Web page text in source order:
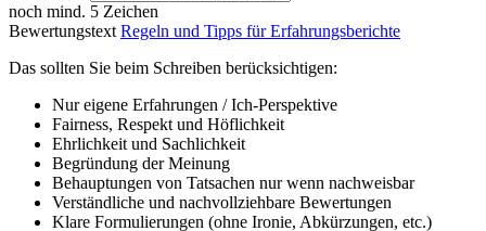
noch mind. 5 Zeichen
Bewertungstext Regeln und Tipps für Erfahrungsberichte
Das sollten Sie beim Schreiben berücksichtigen:
Nur eigene Erfahrungen / Ich-Perspektive
Fairness, Respekt und Höflichkeit
Ehrlichkeit und Sachlichkeit
Begründung der Meinung
Behauptungen von Tatsachen nur wenn nachweisbar
Verständliche und nachvollziehbare Bewertungen
Klare Formulierungen (ohne Ironie, Abkürzungen, etc.)